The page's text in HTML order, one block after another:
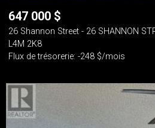
647 000 $
26 Shannon Street - 26 SHANNON
L4M 2K8
Flux de trésorerie: -248 $/mois